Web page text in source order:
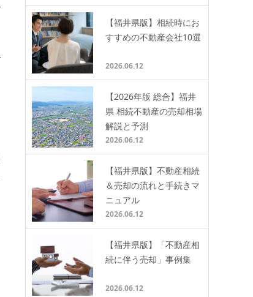
【福井県版】相続時にお
すすめの不動産会社10選
2026.06.12
【2026年版 総合】福井
県 相続不動産の売却相場
解説と予測
2026.06.12
【福井県版】不動産相続
＆売却の流れと手続きマ
ニュアル
2026.06.12
【福井県版】「不動産相
続に伴う売却」事例集
2026.06.12